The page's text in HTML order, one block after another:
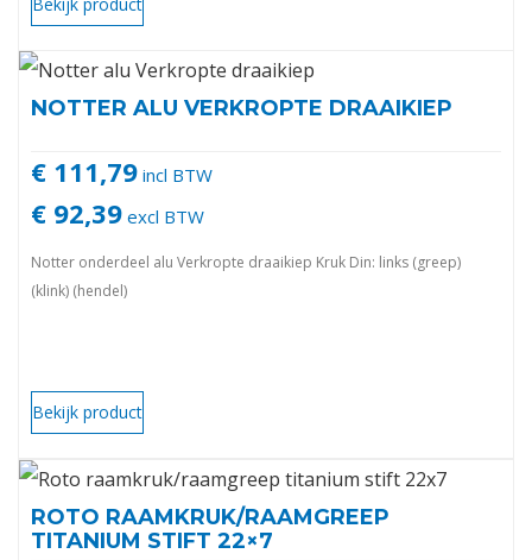
NOTTER ALU VERKROPTE DRAAIKIEP
€ 111,79 incl BTW
€ 92,39 excl BTW
Notter onderdeel alu Verkropte draaikiep Kruk Din: links (greep)
(klink) (hendel)
Bekijk product
ROTO RAAMKRUK/RAAMGREEP
TITANIUM STIFT 22×7